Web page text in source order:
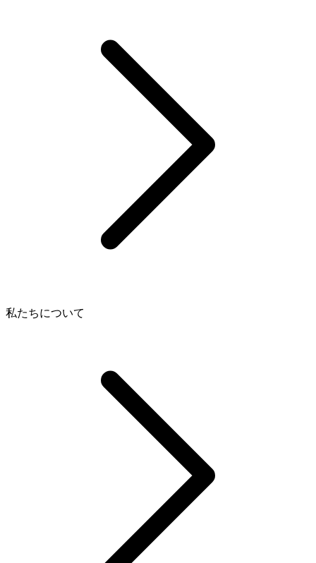
私たちについて